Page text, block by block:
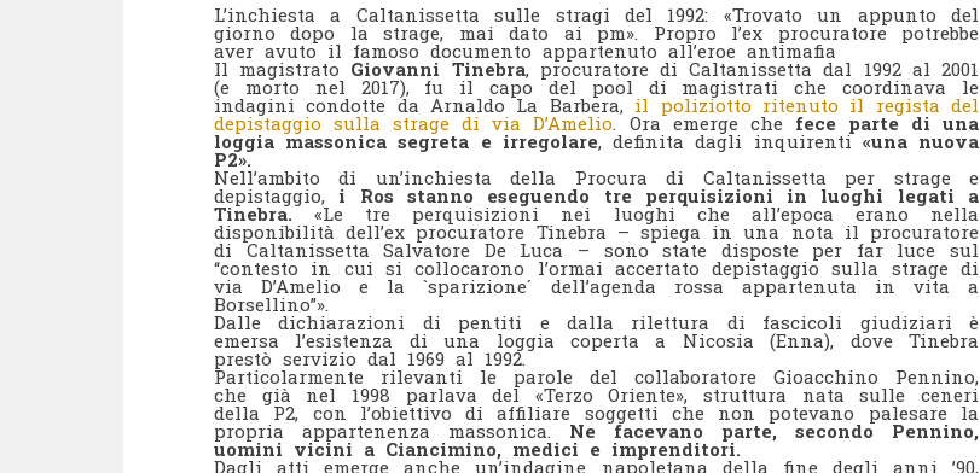
L’inchiesta a Caltanissetta sulle stragi del 1992: «Trovato un appunto del
giorno dopo la strage, mai dato ai pm». Propro l’ex procuratore potrebbe
aver avuto il famoso documento appartenuto all’eroe antimafia
Il magistrato Giovanni Tinebra, procuratore di Caltanissetta dal 1992 al 2001
(e morto nel 2017), fu il capo del pool di magistrati che coordinava le
indagini condotte da Arnaldo La Barbera, il poliziotto ritenuto il regista del
depistaggio sulla strage di via D’Amelio . Ora emerge che fece parte di una
loggia massonica segreta e irregolare, definita dagli inquirenti «una nuova
P2».
Nell’ambito di un’inchiesta della Procura di Caltanissetta per strage e
depistaggio, i Ros stanno eseguendo tre perquisizioni in luoghi legati a
Tinebra.«Le tre perquisizioni nei luoghi che all’epoca erano nella
disponibilità dell’ex procuratore Tinebra – spiega in una nota il procuratore
di Caltanissetta Salvatore De Luca – sono state disposte per far luce sul
“contesto in cui si collocarono l’ormai accertato depistaggio sulla strage di
via D’Amelio e la `sparizione´ dell’agenda rossa appartenuta in vita a
Borsellino”».
Dalle dichiarazioni di pentiti e dalla rilettura di fascicoli giudiziari è
emersa l’esistenza di una loggia coperta a Nicosia (Enna), dove Tinebra
prestò servizio dal 1969 al 1992.
Particolarmente rilevanti le parole del collaboratore Gioacchino Pennino,
che già nel 1998 parlava del «Terzo Oriente», struttura nata sulle ceneri
della P2, con l’obiettivo di affiliare soggetti che non potevano palesare la
propria appartenenza massonica. Ne facevano parte, secondo Pennino,
uomini vicini a Ciancimino, medici e imprenditori.
Dagli atti emerge anche un’indagine napoletana della fine degli anni ’90,